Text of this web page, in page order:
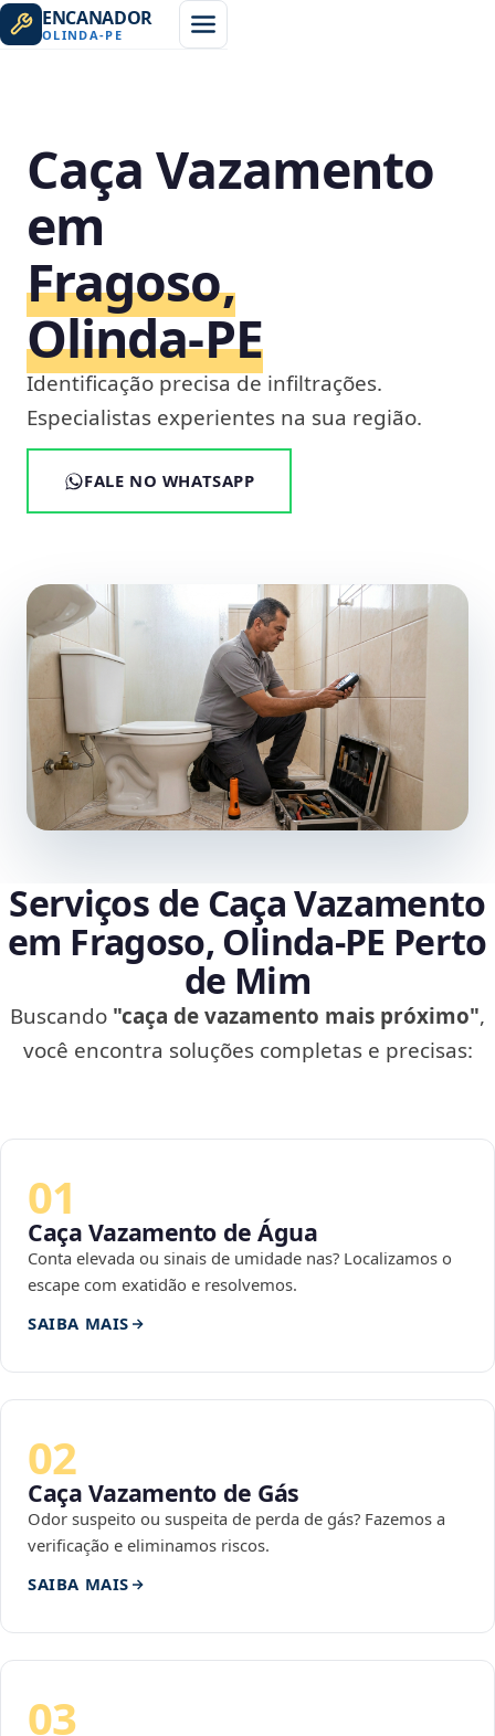
ENCANADOR
OLINDA-PE
Caça Vazamento
em
Fragoso,
Olinda‑PE
Identificação precisa de infiltrações.
Especialistas experientes na sua região.
FALE NO WHATSAPP
Serviços de Caça Vazamento
em Fragoso, Olinda‑PE Perto
de Mim
Buscando "caça de vazamento mais próximo",
você encontra soluções completas e precisas:
01
Caça Vazamento de Água
Conta elevada ou sinais de umidade nas? Localizamos o
escape com exatidão e resolvemos.
SAIBA MAIS
02
Caça Vazamento de Gás
Odor suspeito ou suspeita de perda de gás? Fazemos a
verificação e eliminamos riscos.
SAIBA MAIS
03